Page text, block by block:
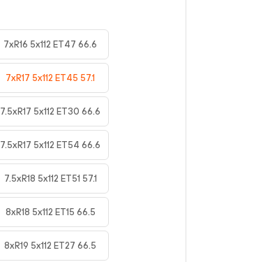
7xR16 5x112 ET47 66.6
7xR17 5x112 ET45 57.1
7.5xR17 5x112 ET30 66.6
7.5xR17 5x112 ET54 66.6
7.5xR18 5x112 ET51 57.1
8xR18 5x112 ET15 66.5
8xR19 5x112 ET27 66.5